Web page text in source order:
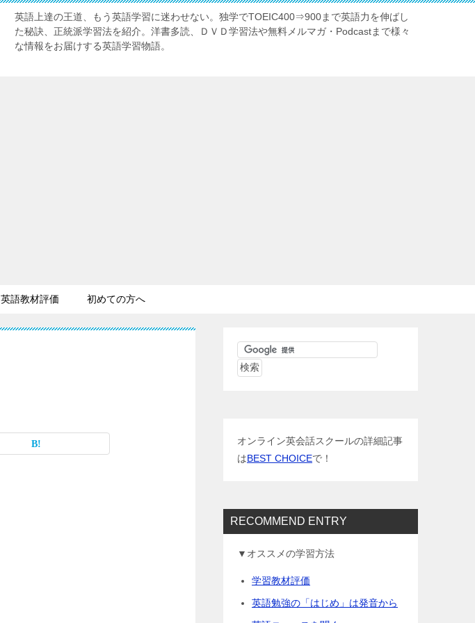
英語上達の王道、もう英語学習に迷わせない。独学でTOEIC400⇒900まで英語力を伸ばし
た秘訣、正統派学習法を紹介。洋書多読、ＤＶＤ学習法や無料メルマガ・Podcastまで様々
な情報をお届けする英語学習物語。
英語教材評価 初めての方へ
オンライン英会話スクールの詳細記事
はBEST CHOICEで！
RECOMMEND ENTRY
▼オススメの学習方法
学習教材評価
英語勉強の「はじめ」は発音から